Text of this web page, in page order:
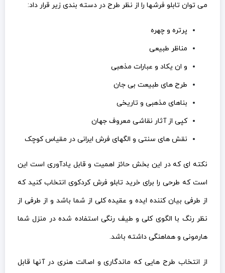
می توان تابلو فرشها را از نظر طرح در دسته بندی زیر قرار داد:
پرتره و چهره
مناظر طبیعی
و ان یکاد و عبارات مذهبی
طرح های طبیعت بی جان
بناهای مذهبی و تاریخی
کپی از آثار نقاشی معروف جهان
نقش های سنتی و الگهای فرش ایرانی در مقیاس کوچک
نکته ای که در این بخش حائز اهمیت و قابل یادآوری است این
است که طرحی را برای خرید تابلو فرش کردکوی انتخاب کنید که
از طرفی بیان کننده ایده و عقیده کلی از شما باشد و از طرفی از
نظر رنگ با الگوی کلی و طیف رنگی استفاده شده در منزل شما
هارمونی و هماهنگی داشته باشد.
از انتخاب طرح هایی که ماندگاری و اصالت هنری در آنها قابل